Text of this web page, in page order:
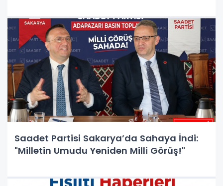
Saadet Partisi Sakarya’da Sahaya İndi:
"Milletin Umudu Yeniden Milli Görüş!"